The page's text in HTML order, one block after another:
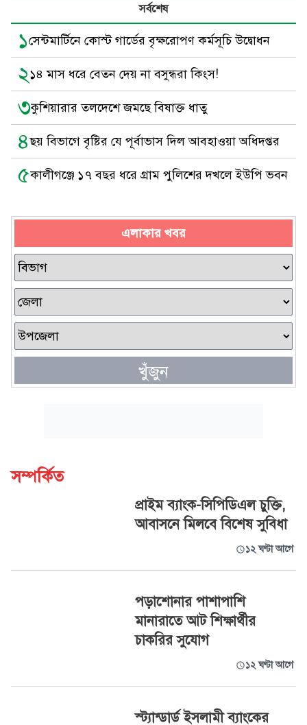
সর্বশেষ
১সেন্টমার্টিনে কোস্ট গার্ডের বৃক্ষরোপণ কর্মসূচি উদ্বোধন
২১৪ মাস ধরে বেতন দেয় না বসুন্ধরা কিংস!
৩কুশিয়ারার তলদেশে জমছে বিষাক্ত ধাতু
৪ছয় বিভাগে বৃষ্টির যে পূর্বাভাস দিল আবহাওয়া অধিদপ্তর
৫কালীগঞ্জে ১৭ বছর ধরে গ্রাম পুলিশের দখলে ইউপি ভবন
এলাকার খবর
খুঁজুন
সম্পর্কিত
প্রাইম ব্যাংক-সিপিডিএল চুক্তি,
আবাসনে মিলবে বিশেষ সুবিধা
১২ ঘণ্টা আগে
পড়াশোনার পাশাপাশি
মানারাতে আট শিক্ষার্থীর
চাকরির সুযোগ
১২ ঘণ্টা আগে
স্ট্যান্ডার্ড ইসলামী ব্যাংকের